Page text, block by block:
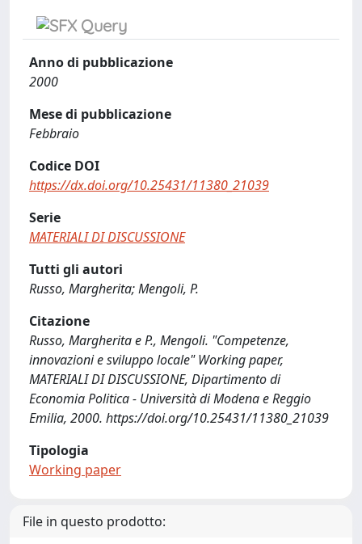
Anno di pubblicazione
2000
Mese di pubblicazione
Febbraio
Codice DOI
https://dx.doi.org/10.25431/11380_21039
Serie
MATERIALI DI DISCUSSIONE
Tutti gli autori
Russo, Margherita; Mengoli, P.
Citazione
Russo, Margherita e P., Mengoli. "Competenze,
innovazioni e sviluppo locale" Working paper,
MATERIALI DI DISCUSSIONE, Dipartimento di
Economia Politica - Università di Modena e Reggio
Emilia, 2000. https://doi.org/10.25431/11380_21039
Tipologia
Working paper
File in questo prodotto: